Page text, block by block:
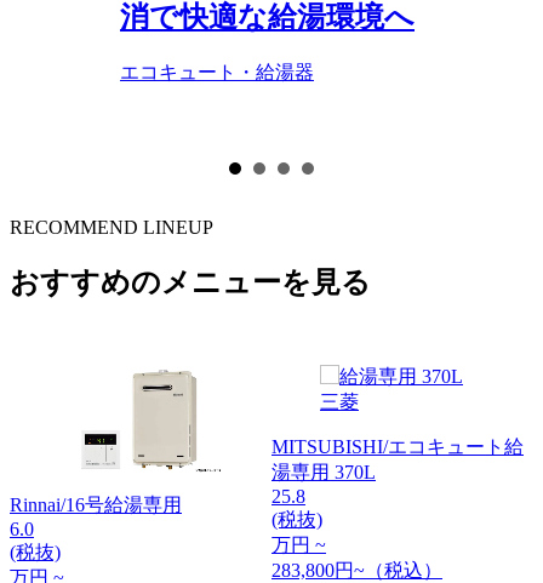
消で快適な給湯環境へ
エコキュート・給湯器
RECOMMEND LINEUP
おすすめのメニューを見る
Rinnai/16号給湯専用
6.0
(税抜)
万円 ~
MITSUBISHI/エコキュート給
湯専用 370L
25.8
(税抜)
万円 ~
283,800円~（税込）